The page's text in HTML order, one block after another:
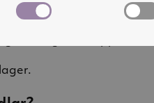
kan du
samt i din
Vår support